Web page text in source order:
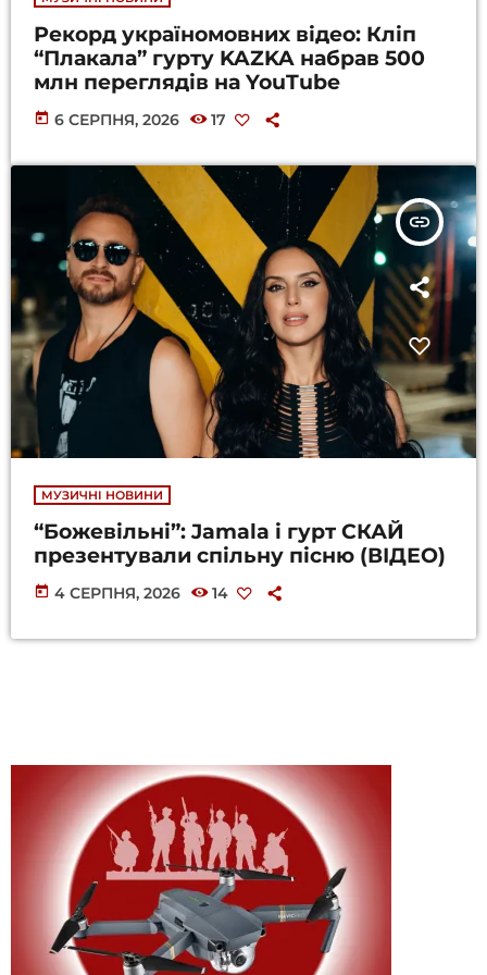
Рекорд україномовних відео: Кліп
“Плакала” гурту KAZKA набрав 500
млн переглядів на YouTube
today 6 СЕРПНЯ, 2026 17
insert_link
МУЗИЧНІ НОВИНИ
“Божевільні”: Jamala і гурт СКАЙ
презентували спільну пісню (ВІДЕО)
today 4 СЕРПНЯ, 2026 14